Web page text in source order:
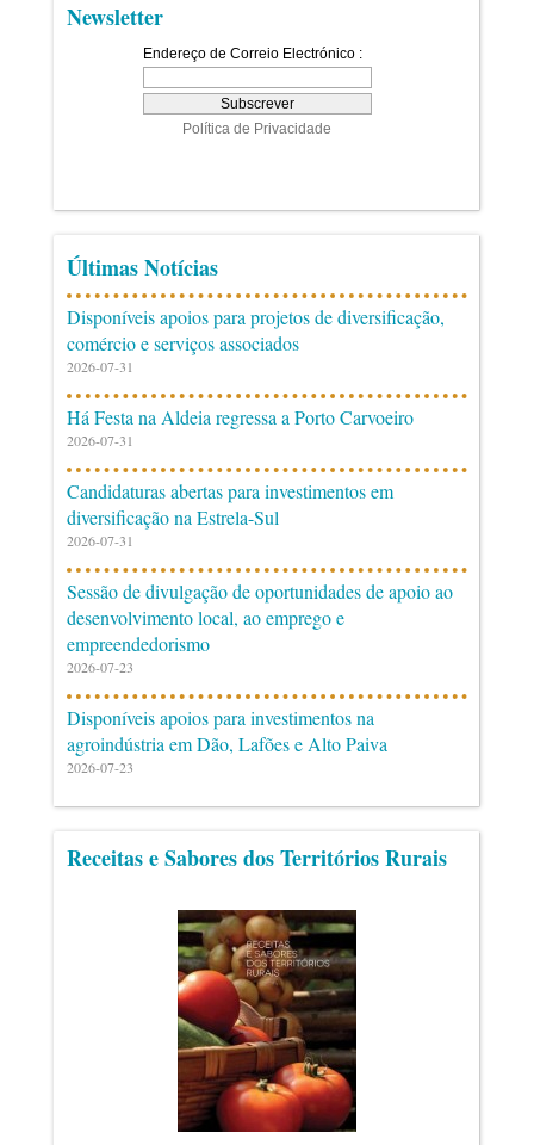
Newsletter
Últimas Notícias
Disponíveis apoios para projetos de diversificação,
comércio e serviços associados
2026-07-31
Há Festa na Aldeia regressa a Porto Carvoeiro
2026-07-31
Candidaturas abertas para investimentos em
diversificação na Estrela-Sul
2026-07-31
Sessão de divulgação de oportunidades de apoio ao
desenvolvimento local, ao emprego e
empreendedorismo
2026-07-23
Disponíveis apoios para investimentos na
agroindústria em Dão, Lafões e Alto Paiva
2026-07-23
Receitas e Sabores dos Territórios Rurais